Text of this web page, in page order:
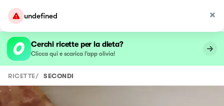
undefined
Cerchi ricette per la dieta?
Clicca qui e scarica l’app olivia!
RICETTE/ SECONDI